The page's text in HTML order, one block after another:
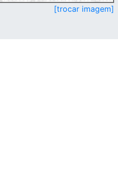
[trocar imagem]